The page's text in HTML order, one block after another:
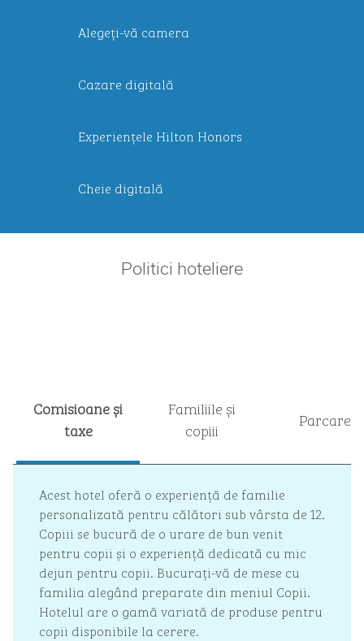
Alegeți-vă camera
Cazare digitală
Experiențele Hilton Honors
Cheie digitală
Politici hoteliere
Comisioane și
taxe
Familiile și
copiii
Parcare
Acest hotel oferă o experiență de familie
personalizată pentru călători sub vârsta de 12.
Copiii se bucură de o urare de bun venit
pentru copii și o experiență dedicată cu mic
dejun pentru copii. Bucurați-vă de mese cu
familia alegând preparate din meniul Copii.
Hotelul are o gamă variată de produse pentru
copii disponibile la cerere.